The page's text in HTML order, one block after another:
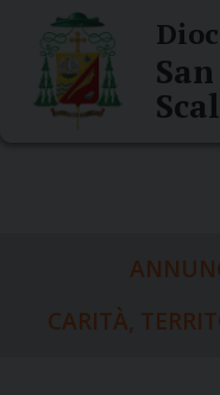
content
CARITÀ,